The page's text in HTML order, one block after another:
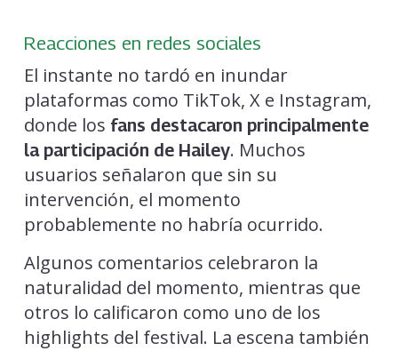
Reacciones en redes sociales
El instante no tardó en inundar
plataformas como TikTok, X e Instagram,
donde los fans destacaron principalmente
la participación de Hailey. Muchos
usuarios señalaron que sin su
intervención, el momento
probablemente no habría ocurrido.
Algunos comentarios celebraron la
naturalidad del momento, mientras que
otros lo calificaron como uno de los
highlights del festival. La escena también